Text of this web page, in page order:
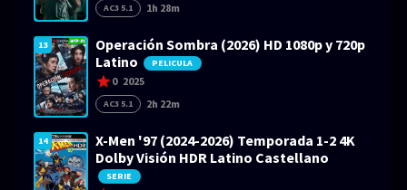
AC3 5.1 1h 28m
13
Operación Sombra (2026) HD 1080p y 720p
Latino
PELICULA
0 2025
AC3 5.1 2h 22m
14
X-Men '97 (2024-2026) Temporada 1-2 4K
Dolby Visión HDR Latino Castellano
SERIE